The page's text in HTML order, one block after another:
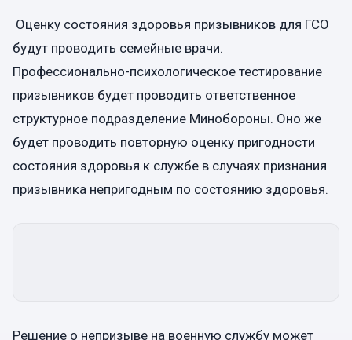
Оценку состояния здоровья призывников для ГСО
будут проводить семейные врачи.
Профессионально-психологическое тестирование
призывников будет проводить ответственное
структурное подразделение Минобороны. Оно же
будет проводить повторную оценку пригодности
состояния здоровья к службе в случаях признания
призывника непригодным по состоянию здоровья.
Решение о непризыве на военную службу может